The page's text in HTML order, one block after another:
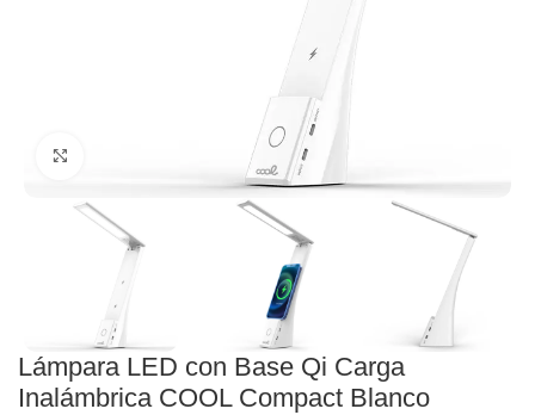
Lámpara LED con Base Qi Carga
Inalámbrica COOL Compact Blanco